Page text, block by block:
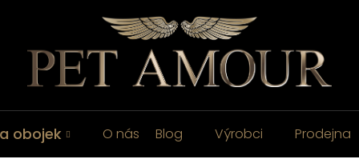
obojek O nás Blog Výrobci Prodejna